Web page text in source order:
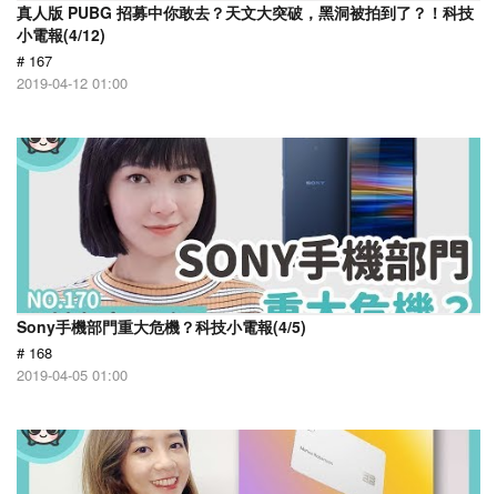
真人版 PUBG 招募中你敢去？天文大突破，黑洞被拍到了？！科技
小電報(4/12)
# 167
2019-04-12 01:00
Sony手機部門重大危機？科技小電報(4/5)
# 168
2019-04-05 01:00